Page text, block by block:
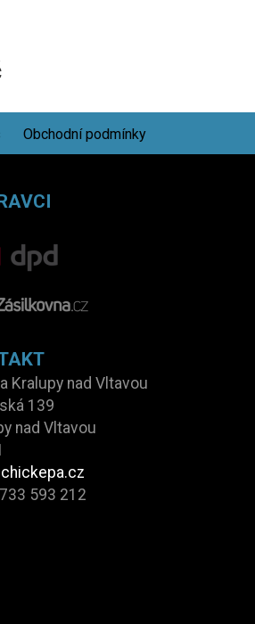
Obchodní podmínky
Kralupy nad Vltavou
139
nad Vltavou
593 212